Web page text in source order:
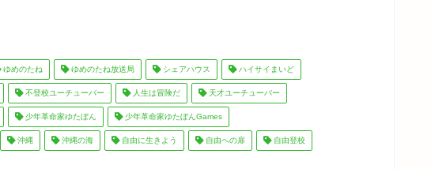
ゆめのたね ゆめのたね放送局 シェアハウス ハイサイまいど
不登校ユーチューバー 人生は冒険だ 天才ユーチューバー
少年革命家ゆたぼん 少年革命家ゆたぼんGames
沖縄 沖縄の海 自由に生きよう 自由への扉 自由登校